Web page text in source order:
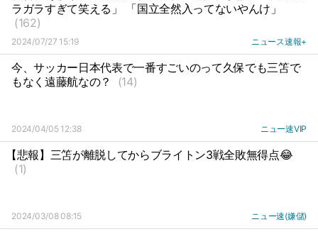
ラガラすぎて笑える」 「国立全然入ってないやんけ」
(162)
2024/07/27 15:19 ニュース速報+
今、サッカー日本代表で一番すごいのって久保でも三笘で
もなく遠藤航なの？
(14)
2024/04/05 12:38 ニュー速VIP
【悲報】三笘が離脱してからブライトン3戦全敗無得点😂
(1)
2024/03/08 08:15 ニュー速(嫌儲)